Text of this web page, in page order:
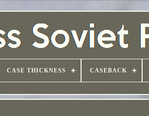
CASE THICKNESS CASEBACK